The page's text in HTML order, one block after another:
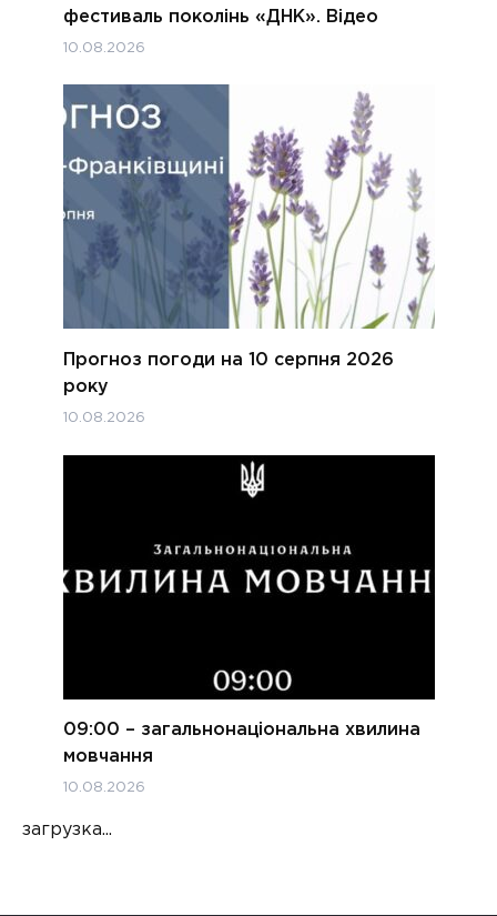
фестиваль поколінь «ДНК». Відео
10.08.2026
Прогноз погоди на 10 серпня 2026
року
10.08.2026
09:00 – загальнонаціональна хвилина
мовчання
10.08.2026
загрузка...